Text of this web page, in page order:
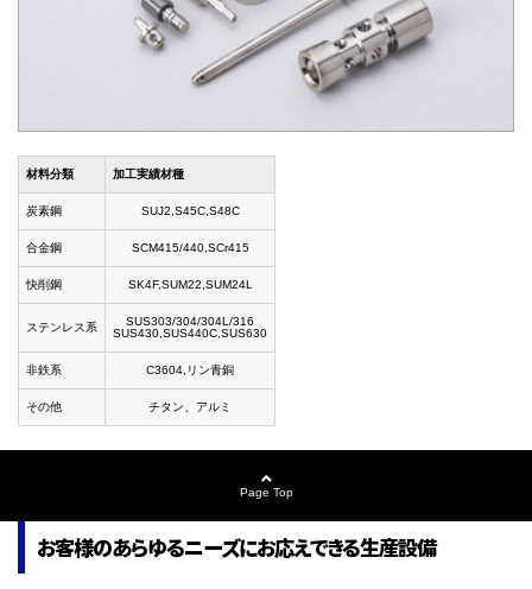
材料分類 加工実績材種
炭素鋼 SUJ2,S45C,S48C
合金鋼 SCM415/440,SCr415
快削鋼 SK4F,SUM22,SUM24L
ステンレス系
SUS303/304/304L/316
SUS430,SUS440C,SUS630
非鉄系 C3604,リン青銅
その他 チタン、アルミ
Page Top
お客様のあらゆるニーズにお応えできる生産設備